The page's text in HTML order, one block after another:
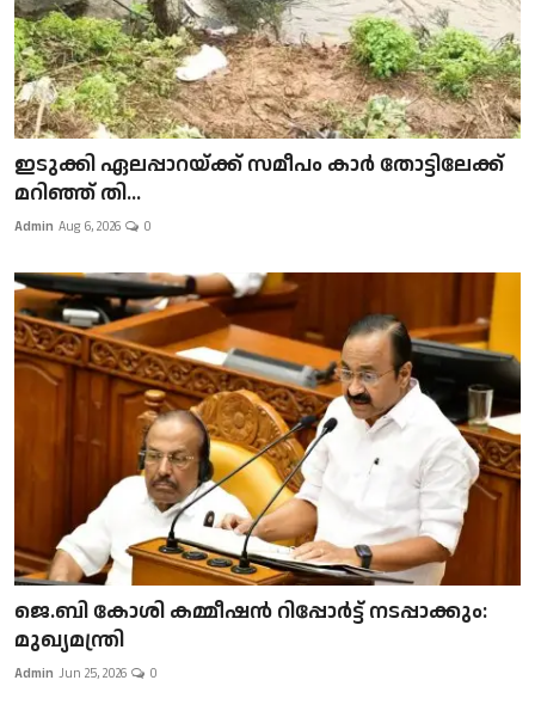
ഇടുക്കി ഏലപ്പാറയ്ക്ക് സമീപം കാർ തോട്ടിലേക്ക്
മറിഞ്ഞ് തി...
Admin Aug 6, 2026 0
ജെ.ബി കോശി കമ്മീഷൻ റിപ്പോർട്ട് നടപ്പാക്കും:
മുഖ്യമന്ത്രി
Admin Jun 25, 2026 0